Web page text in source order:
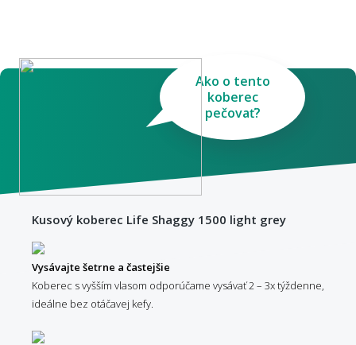
Ako o tento
koberec
pečovať?
Kusový koberec Life Shaggy 1500 light grey
Vysávajte šetrne a častejšie
Koberec s vyšším vlasom odporúčame vysávať 2 – 3x týždenne,
ideálne bez otáčavej kefy.